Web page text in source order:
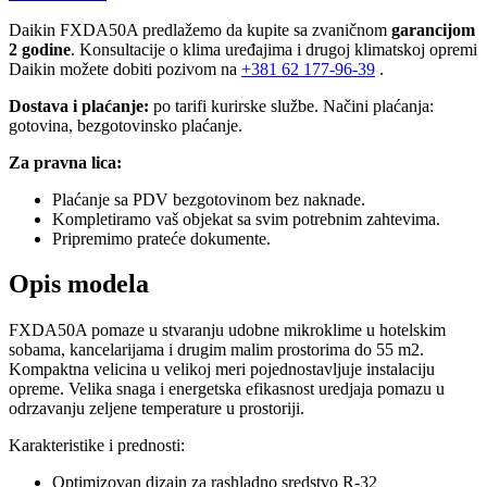
Daikin FXDA50A predlažemo da kupite sa zvaničnom garancijom
2 godine. Konsultacije o klima uređajima i drugoj klimatskoj opremi
Daikin možete dobiti pozivom na +381 62 177-96-39 .
Dostava i plaćanje: po tarifi kurirske službe. Načini plaćanja:
gotovina, bezgotovinsko plaćanje.
Za pravna lica:
Plaćanje sa PDV bezgotovinom bez naknade.
Kompletiramo vaš objekat sa svim potrebnim zahtevima.
Pripremimo prateće dokumente.
Opis modela
FXDA50A pomaze u stvaranju udobne mikroklime u hotelskim
sobama, kancelarijama i drugim malim prostorima do 55 m2.
Kompaktna velicina u velikoj meri pojednostavljuje instalaciju
opreme. Velika snaga i energetska efikasnost uredjaja pomazu u
odrzavanju zeljene temperature u prostoriji.
Karakteristike i prednosti:
Optimizovan dizajn za rashladno sredstvo R-32